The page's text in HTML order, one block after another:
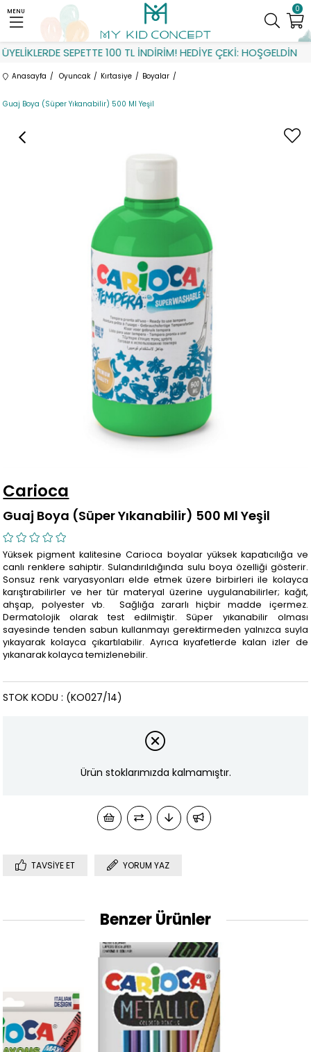
SEPETTE 100 TL İNDİRİM! HEDİYE ÇEKİ: HOŞGELDİN
0
MENU
Anasayfa Oyuncak Kırtasiye Boyalar
Guaj Boya (Süper Yıkanabilir) 500 Ml Yeşil
Carioca
Guaj Boya (Süper Yıkanabilir) 500 Ml Yeşil
Yüksek pigment kalitesine Carioca boyalar yüksek kapatıcılığa ve
canlı renklere sahiptir. Sulandırıldığında sulu boya özelliği gösterir.
Sonsuz renk varyasyonları elde etmek üzere birbirleri ile kolayca
karıştırabilirler ve her tür materyal üzerine uygulanabilirler; kağıt,
ahşap, polyester vb. Sağlığa zararlı hiçbir madde içermez.
Dermatolojik olarak test edilmiştir. Süper yıkanabilir olması
sayesinde tenden sabun kullanmayı gerektirmeden yalnızca suyla
yıkayarak kolayca çıkartılabilir. Ayrıca kıyafetlerde kalan izler de
yıkanarak kolayca temizlenebilir.
(KO027/14)
STOK KODU
Ürün stoklarımızda kalmamıştır.
TAVSIYE ET YORUM YAZ
Benzer Ürünler